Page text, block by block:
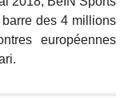
des 4 millions
européennes